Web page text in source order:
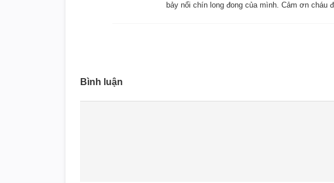
bảy nổi chín long đong của mình. Cảm ơn cháu
Bình luận